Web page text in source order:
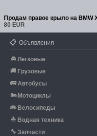
80 EUR
📋 Объявления
🚘 Легковые
🚚 Грузовые
🚌 Автобусы
🏍 Мотоциклы
🚲 Велосипеды
⛵ Водная техника
🔧 Запчасти